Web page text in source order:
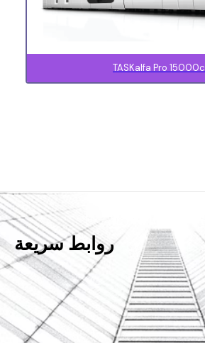
TASKalfa Pro 15000c
روابط سريعة